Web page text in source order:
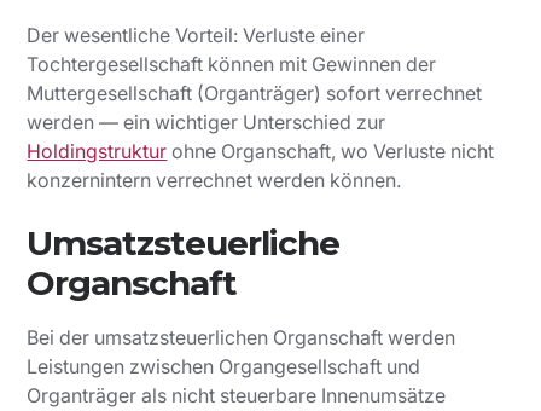
Der wesentliche Vorteil: Verluste einer
Tochtergesellschaft können mit Gewinnen der
Muttergesellschaft (Organträger) sofort verrechnet
werden — ein wichtiger Unterschied zur
Holdingstruktur ohne Organschaft, wo Verluste nicht
konzernintern verrechnet werden können.
Umsatzsteuerliche
Organschaft
Bei der umsatzsteuerlichen Organschaft werden
Leistungen zwischen Organgesellschaft und
Organträger als nicht steuerbare Innenumsätze